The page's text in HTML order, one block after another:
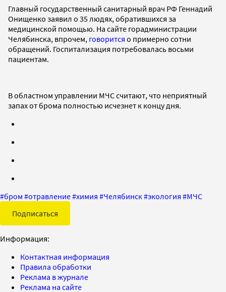
Главный государственный санитарный врач РФ Геннадий
Онищенко заявил о 35 людях, обратившихся за
медицинской помощью. На сайте горадминистрации
Челябинска, впрочем, говорится о примерно сотни
обращений. Госпитализация потребовалась восьми
пациентам.
В областном управлении МЧС считают, что неприятный
запах от брома полностью исчезнет к концу дня.
#бром #отравление#химия #Челябинск#экология #МЧС
Подписаться
Информация:
Контактная информация
Правила обработки
Реклама в журнале
Реклама на сайте